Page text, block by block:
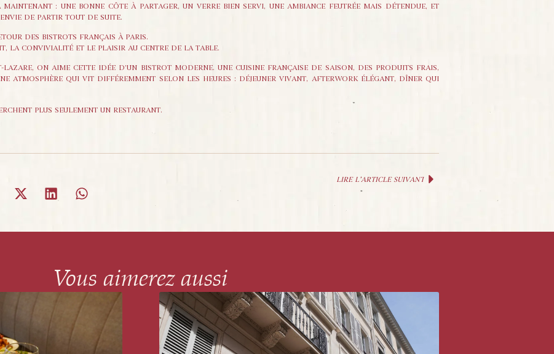
: UNE BONNE CÔTE À PARTAGER, UN VERRE BIEN SERVI, UNE AMBIANCE FEUTRÉE MAIS DÉTENDUE, ET
DE PARTIR TOUT DE SUITE.
DES BISTROTS FRANÇAIS À PARIS.
LA CONVIVIALITÉ ET LE PLAISIR AU CENTRE DE LA TABLE.
ON AIME CETTE IDÉE D’UN BISTROT MODERNE. UNE CUISINE FRANÇAISE DE SAISON, DES PRODUITS FRAIS,
ATMOSPHÈRE QUI VIT DIFFÉREMMENT SELON LES HEURES : DÉJEUNER VIVANT, AFTERWORK ÉLÉGANT, DÎNER QUI
PLUS SEULEMENT UN RESTAURANT.
LIRE L’ARTICLE SUIVANT
Vous aimerez aussi